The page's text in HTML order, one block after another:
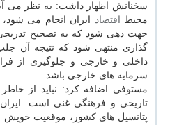
سخنانش اظهار داشت: به نظر می
محیط
اقتصاد ایران انجام می شود،
جهت دهی شود كه به تصحیح
گذاری منتهی شود كه نتیجه آن
داخلی و خارجی و جلوگیری از
سرمایه های خارجی باشد.
مستوفی اضافه كرد: نباید از
تاریخی و فرهنگی غنی است. ایران
پتانسیل های كشور، موقعیت خویش